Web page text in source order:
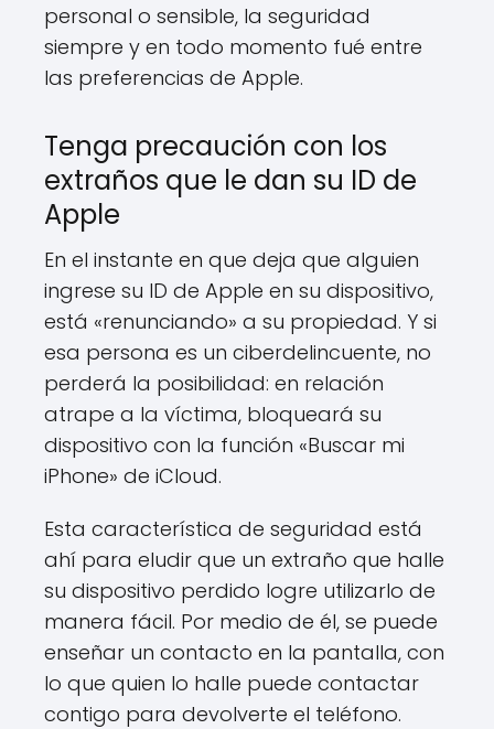
personal o sensible, la seguridad
siempre y en todo momento fué entre
las preferencias de Apple.
Tenga precaución con los
extraños que le dan su ID de
Apple
En el instante en que deja que alguien
ingrese su ID de Apple en su dispositivo,
está «renunciando» a su propiedad. Y si
esa persona es un ciberdelincuente, no
perderá la posibilidad: en relación
atrape a la víctima, bloqueará su
dispositivo con la función «Buscar mi
iPhone» de iCloud.
Esta característica de seguridad está
ahí para eludir que un extraño que halle
su dispositivo perdido logre utilizarlo de
manera fácil. Por medio de él, se puede
enseñar un contacto en la pantalla, con
lo que quien lo halle puede contactar
contigo para devolverte el teléfono.